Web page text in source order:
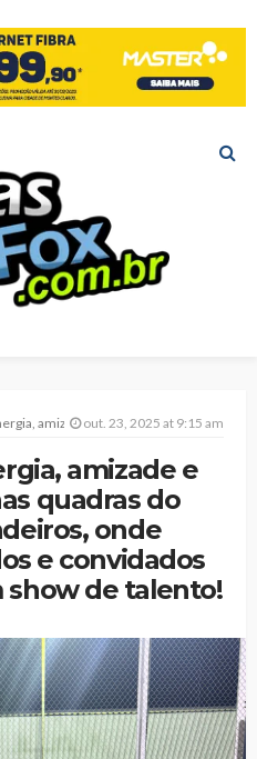
quadras do Clube dos Fazendeiros, onde atletas, associados e convidados estão dando um show de talento!
out. 23, 2025 at 9:15 am
amizade e
quadras do
onde
e convidados
show de talento!